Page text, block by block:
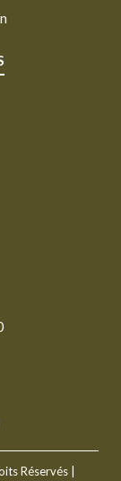
Réservés |